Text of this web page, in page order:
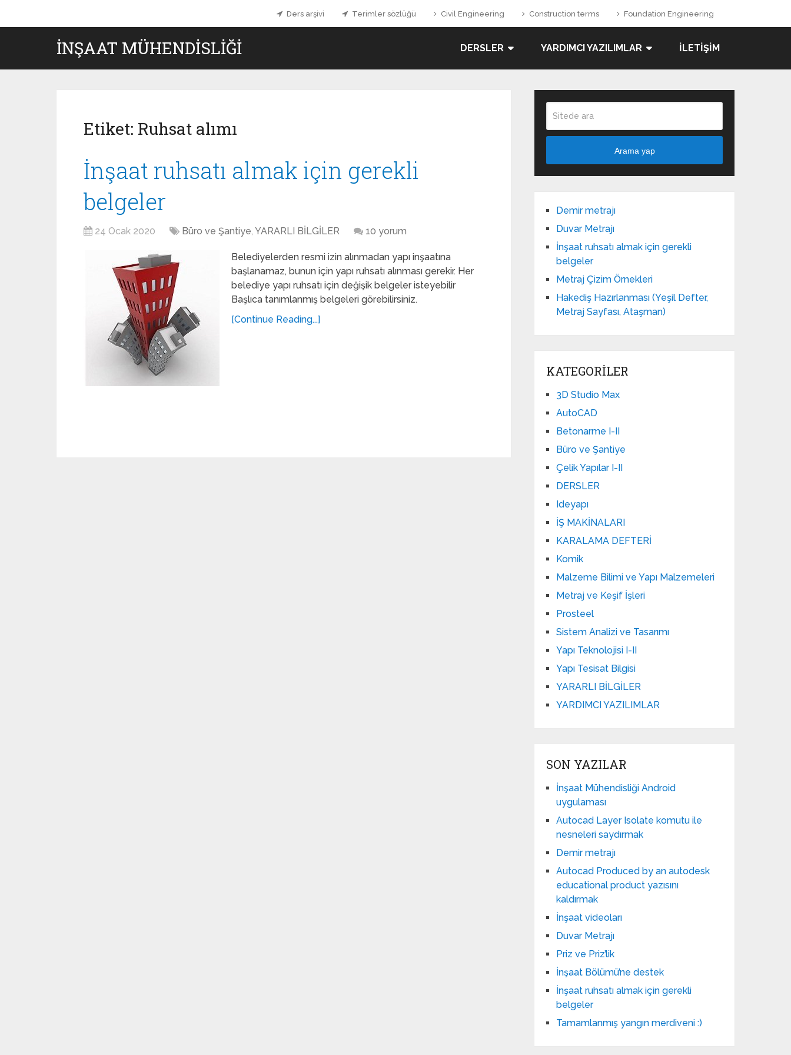
Ders arşivi Terimler sözlüğü Civil Engineering Construction terms Foundation Engineering
İNŞAAT MÜHENDISLIĞI DERSLER YARDIMCI YAZILIMLAR İLETIŞIM
Etiket: Ruhsat alımı
İnşaat ruhsatı almak için gerekli
belgeler
24 Ocak 2020 Büro ve Şantiye, YARARLI BİLGİLER 10 yorum
Belediyelerden resmi izin alınmadan yapı inşaatına
başlanamaz, bunun için yapı ruhsatı alınması gerekir. Her
belediye yapı ruhsatı için değişik belgeler isteyebilir
Başlıca tanımlanmış belgeleri görebilirsiniz.
[Continue Reading...]
Arama yap
Demir metrajı
Duvar Metrajı
İnşaat ruhsatı almak için gerekli
belgeler
Metraj Çizim Örnekleri
Hakediş Hazırlanması (Yeşil Defter,
Metraj Sayfası, Ataşman)
KATEGORILER
3D Studio Max
AutoCAD
Betonarme I-II
Büro ve Şantiye
Çelik Yapılar I-II
DERSLER
Ideyapı
İŞ MAKİNALARI
KARALAMA DEFTERİ
Komik
Malzeme Bilimi ve Yapı Malzemeleri
Metraj ve Keşif İşleri
Prosteel
Sistem Analizi ve Tasarımı
Yapı Teknolojisi I-II
Yapı Tesisat Bilgisi
YARARLI BİLGİLER
YARDIMCI YAZILIMLAR
SON YAZILAR
İnşaat Mühendisliği Android
uygulaması
Autocad Layer Isolate komutu ile
nesneleri saydırmak
Demir metrajı
Autocad Produced by an autodesk
educational product yazısını
kaldırmak
İnşaat videoları
Duvar Metrajı
Priz ve Priz’lik
İnşaat Bölümü’ne destek
İnşaat ruhsatı almak için gerekli
belgeler
Tamamlanmış yangın merdiveni :)